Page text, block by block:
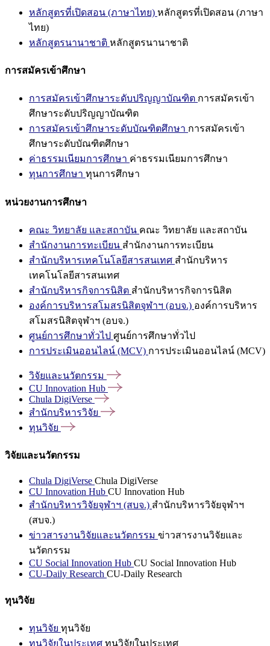
หลักสูตรที่เปิดสอน (ภาษาไทย) หลักสูตรที่เปิดสอน (ภาษา
ไทย)
หลักสูตรนานาชาติ หลักสูตรนานาชาติ
การสมัครเข้าศึกษา
การสมัครเข้าศึกษาระดับปริญญาบัณฑิต การสมัครเข้า
ศึกษาระดับปริญญาบัณฑิต
การสมัครเข้าศึกษาระดับบัณฑิตศึกษา การสมัครเข้า
ศึกษาระดับบัณฑิตศึกษา
ค่าธรรมเนียมการศึกษา ค่าธรรมเนียมการศึกษา
ทุนการศึกษา ทุนการศึกษา
หน่วยงานการศึกษา
คณะ วิทยาลัย และสถาบัน คณะ วิทยาลัย และสถาบัน
สำนักงานการทะเบียน สำนักงานการทะเบียน
สำนักบริหารเทคโนโลยีสารสนเทศ สำนักบริหาร
เทคโนโลยีสารสนเทศ
สำนักบริหารกิจการนิสิต สำนักบริหารกิจการนิสิต
องค์การบริหารสโมสรนิสิตจุฬาฯ (อบจ.) องค์การบริหาร
สโมสรนิสิตจุฬาฯ (อบจ.)
ศูนย์การศึกษาทั่วไป ศูนย์การศึกษาทั่วไป
การประเมินออนไลน์ (MCV) การประเมินออนไลน์ (MCV)
วิจัยและนวัตกรรม
CU Innovation Hub
Chula DigiVerse
สำนักบริหารวิจัย
ทุนวิจัย
วิจัยและนวัตกรรม
Chula DigiVerse Chula DigiVerse
CU Innovation Hub CU Innovation Hub
สำนักบริหารวิจัยจุฬาฯ (สบจ.) สำนักบริหารวิจัยจุฬาฯ
(สบจ.)
ข่าวสารงานวิจัยและนวัตกรรม ข่าวสารงานวิจัยและ
นวัตกรรม
CU Social Innovation Hub CU Social Innovation Hub
CU-Daily Research CU-Daily Research
ทุนวิจัย
ทุนวิจัย ทุนวิจัย
ทุนวิจัยในประเทศ ทุนวิจัยในประเทศ